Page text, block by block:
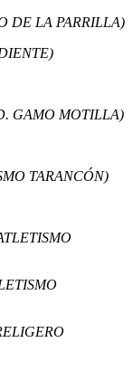
DE LA PARRILLA)
GAMO MOTILLA)
TARANCÓN)